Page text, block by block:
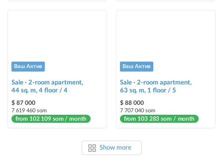
Ваш Актив
Sale · 2-room apartment,
44 sq. m, 4 floor / 4
$ 87 000
7 619 460 som
from 102 109 som / month
Ваш Актив
Sale · 2-room apartment,
63 sq. m, 1 floor / 5
$ 88 000
7 707 040 som
from 103 283 som / month
Show more